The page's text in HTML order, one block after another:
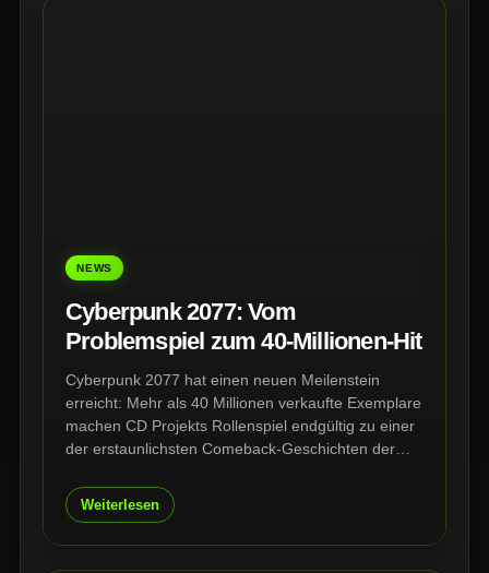
NEWS
Cyberpunk 2077: Vom
Problemspiel zum 40-Millionen-Hit
Cyberpunk 2077 hat einen neuen Meilenstein
erreicht: Mehr als 40 Millionen verkaufte Exemplare
machen CD Projekts Rollenspiel endgültig zu einer
der erstaunlichsten Comeback-Geschichten der
Phantom Liberty und Edgerunners steht Night City
heute stärker da als je zuvor.
Weiterlesen